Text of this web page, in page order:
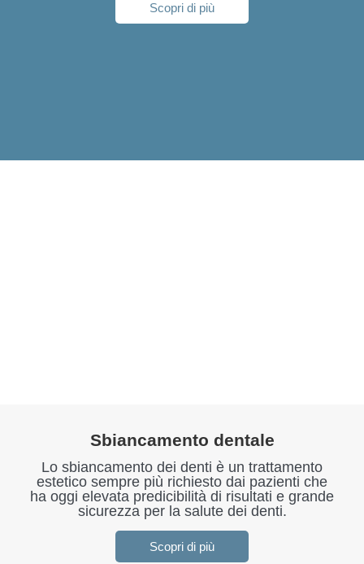
Scopri di più
Sbiancamento dentale
Lo sbiancamento dei denti è un trattamento
estetico sempre più richiesto dai pazienti che
ha oggi elevata predicibilità di risultati e grande
sicurezza per la salute dei denti.
Scopri di più